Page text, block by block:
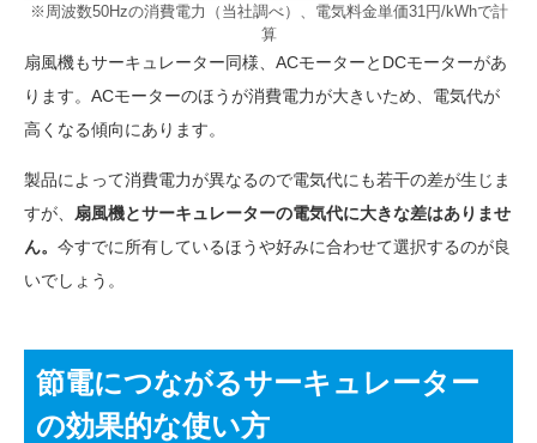
※周波数50Hzの消費電力（当社調べ）、電気料金単価31円/kWhで計
算
扇風機もサーキュレーター同様、ACモーターとDCモーターがあ
ります。ACモーターのほうが消費電力が大きいため、電気代が
高くなる傾向にあります。
製品によって消費電力が異なるので電気代にも若干の差が生じま
すが、 扇風機とサーキュレーターの電気代に大きな差はありませ
ん。 今すでに所有しているほうや好みに合わせて選択するのが良
いでしょう。
節電につながるサーキュレーター
の効果的な使い方